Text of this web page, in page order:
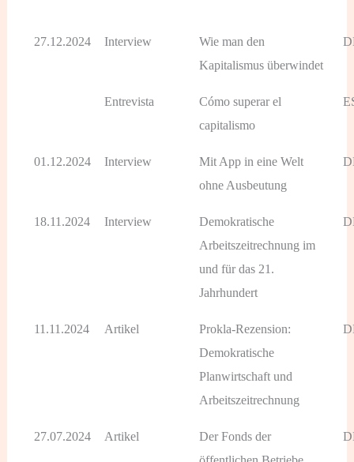
27.12.2024 Interview
Wie man den
Kapitalismus überwindet
Entrevista
Cómo superar el
capitalismo
01.12.2024 Interview
Mit App in eine Welt
ohne Ausbeutung
18.11.2024 Interview
Demokratische
Arbeitszeitrechnung im
und für das 21.
Jahrhundert
11.11.2024 Artikel
Prokla-Rezension:
Demokratische
Planwirtschaft und
Arbeitszeitrechnung
27.07.2024 Artikel
Der Fonds der